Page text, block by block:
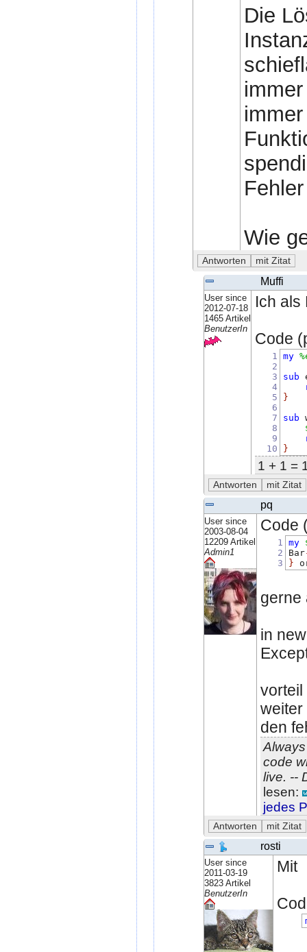
Die
Wie
Muffi
User since
2012-07-18
1465 Artikel
BenutzerIn
Ich als
Code
1
2
3
4
5
6
7
8
9
10
my
sub
}
sub
}
1 + 1 =
pq
User since
2003-08-04
12209 Artikel
Admin1
Code
1
2
3
my
Bar
}
in
vorteil
weiter
den
code
live. --
lesen:
jedes
rosti
User since
2011-03-19
3823 Artikel
BenutzerIn
Mit